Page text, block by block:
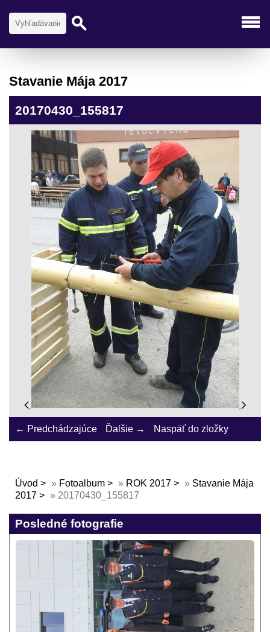
Stavanie Mája 2017
20170430_155817
← Predchádzajúce Ďalšie → Naspäť do zložky
Úvod » Fotoalbum » ROK 2017 » Stavanie Mája
2017
» 20170430_155817
Posledné fotografie